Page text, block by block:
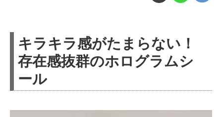
キラキラ感がたまらない！
存在感抜群のホログラムシ
ール